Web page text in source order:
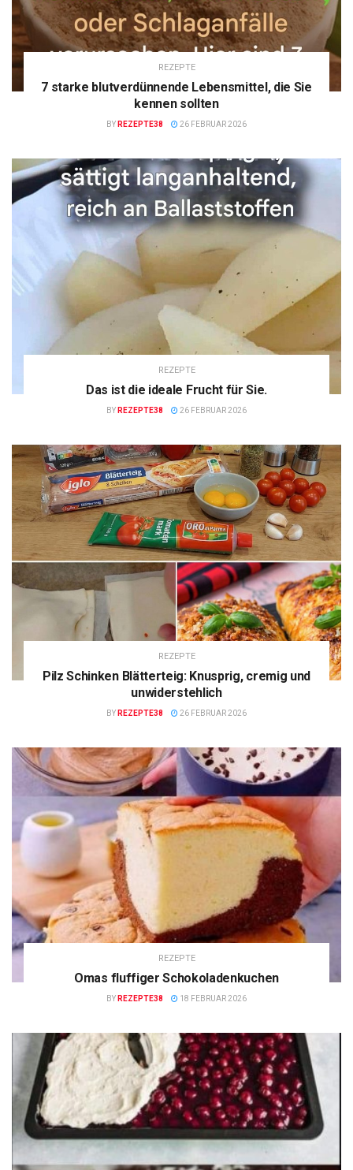
REZEPTE
7 starke blutverdünnende Lebensmittel, die Sie
kennen sollten
BY REZEPTE38 26 FEBRUAR 2026
REZEPTE
Das ist die ideale Frucht für Sie.
BY REZEPTE38 26 FEBRUAR 2026
REZEPTE
Pilz Schinken Blätterteig: Knusprig, cremig und
unwiderstehlich
BY REZEPTE38 26 FEBRUAR 2026
REZEPTE
Omas fluffiger Schokoladenkuchen
BY REZEPTE38 18 FEBRUAR 2026